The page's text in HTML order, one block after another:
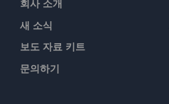
회사 소개
새 소식
보도 자료 키트
문의하기